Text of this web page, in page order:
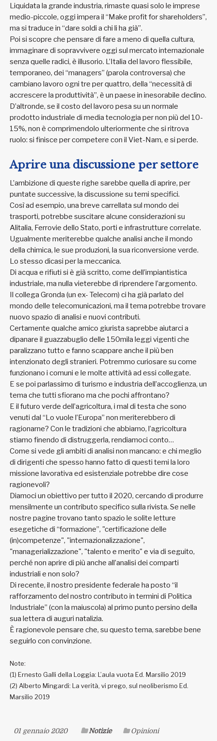
Liquidata la grande industria, rimaste quasi solo le imprese
medio-piccole, oggi impera il “Make profit for shareholders”,
ma si traduce in “dare soldi a chi li ha già”.
Poi si scopre che pensare di fare a meno di quella cultura,
immaginare di sopravvivere oggi sul mercato internazionale
senza quelle radici, è illusorio. L’Italia del lavoro flessibile,
temporaneo, dei “managers” (parola controversa) che
cambiano lavoro ogni tre per quattro, della “necessità di
accrescere la produttività”, è un paese in inesorabile declino.
D’altronde, se il costo del lavoro pesa su un normale
prodotto industriale di media tecnologia per non più del 10-
15%, non è comprimendolo ulteriormente che si ritrova
ruolo: si finisce per competere con il Viet-Nam, e si perde.
Aprire una discussione per settore
L’ambizione di queste righe sarebbe quella di aprire, per
puntate successive, la discussione su temi specifici.
Così ad esempio, una breve carrellata sul mondo dei
trasporti, potrebbe suscitare alcune considerazioni su
Alitalia, Ferrovie dello Stato, porti e infrastrutture correlate.
Ugualmente meriterebbe qualche analisi anche il mondo
della chimica, le sue produzioni, la sua riconversione verde.
Lo stesso dicasi per la meccanica.
Di acqua e rifiuti si è già scritto, come dell’impiantistica
industriale, ma nulla vieterebbe di riprendere l’argomento.
Il collega Gronda (un ex- Telecom) ci ha già parlato del
mondo delle telecomunicazioni, ma il tema potrebbe trovare
nuovo spazio di analisi e nuovi contributi.
Certamente qualche amico giurista saprebbe aiutarci a
dipanare il guazzabuglio delle 150mila leggi vigenti che
paralizzano tutto e fanno scappare anche il più ben
intenzionato degli stranieri. Potremmo curiosare su come
funzionano i comuni e le molte attività ad essi collegate.
E se poi parlassimo di turismo e industria dell’accoglienza, un
tema che tutti sfiorano ma che pochi affrontano?
E il futuro verde dell’agricoltura, i mal di testa che sono
venuti dal “Lo vuole l’Europa” non meriterebbero di
ragionarne? Con le tradizioni che abbiamo, l’agricoltura
stiamo finendo di distruggerla, rendiamoci conto…
Come si vede gli ambiti di analisi non mancano: e chi meglio
di dirigenti che spesso hanno fatto di questi temi la loro
missione lavorativa ed esistenziale potrebbe dire cose
ragionevoli?
Diamoci un obiettivo per tutto il 2020, cercando di produrre
mensilmente un contributo specifico sulla rivista. Se nelle
nostre pagine trovano tanto spazio le solite letture
esegetiche di “formazione”, "certificazione delle
(in)competenze", "internazionalizzazione",
"managerializzazione", "talento e merito" e via di seguito,
perché non aprire di più anche all’analisi dei comparti
industriali e non solo?
Di recente, il nostro presidente federale ha posto “il
rafforzamento del nostro contributo in termini di Politica
Industriale” (con la maiuscola) al primo punto persino della
sua lettera di auguri natalizia.
È ragionevole pensare che, su questo tema, sarebbe bene
seguirlo con convinzione.
Note:
(1) Ernesto Galli della Loggia: L’aula vuota Ed. Marsilio 2019
(2) Alberto Mingardi: La verità, vi prego, sul neoliberismo Ed.
Marsilio 2019
01 gennaio 2020 Notizie Opinioni